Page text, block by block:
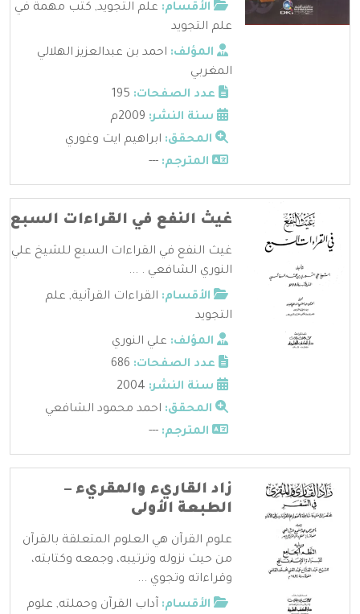
الأقسام: علم التجويد, كتب مهمة في
علم التجويد
المؤلف: احمد بن عبدالعزيز الهلالي
المغربي
عدد الصفحات:
سنة النشر:
المحقق: ابراهيم ايت وغوري
المترجم: ---
غيث النفع في القراءات السبع
غيث النفع في القراءات السبع للشيخ علي
النوري الشافعي . ...
الأقسام: القراءات القرآنية, علم
التجويد
المؤلف: علي النوري
عدد الصفحات:
سنة النشر:
المحقق: احمد محمود الشافعي
المترجم: ---
زاد القاريء والمقريء –
الطبعة الأولى
علوم القرآن هي العلوم المتعلقة بالقرآن
من حيث نزوله وترتيبه، وجمعه وكتابته،
وقراءاته وتجوي ...
الأقسام: آداب القرآن وحملته, علوم